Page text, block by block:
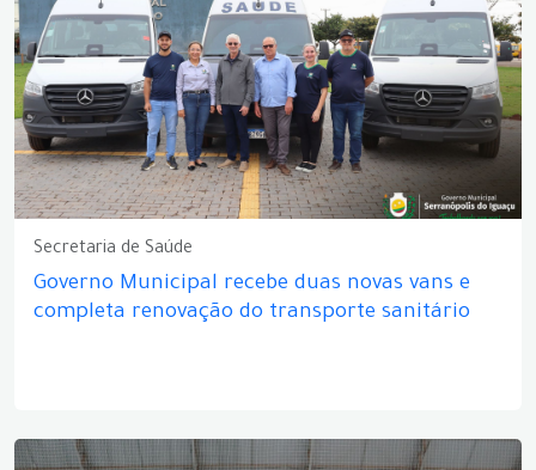
Secretaria de Saúde
Governo Municipal recebe duas novas vans e
completa renovação do transporte sanitário